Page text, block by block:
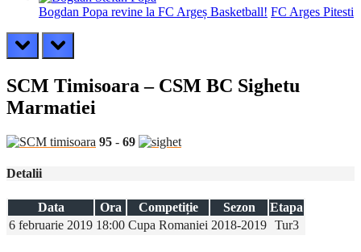
Bogdan Popa revine la FC Argeș Basketball! FC Arges Pitesti
prev next
SCM Timisoara – CSM BC Sighetu
Marmatiei
95 - 69
Detalii
Data Ora Competiție Sezon
Etapa
6 februarie 2019 18:00 Cupa Romaniei 2018-2019 Tur3